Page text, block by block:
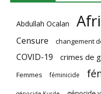
Abdullah Ocalan
Censure changement
COVID-19 crimes de
Femmes féminicide